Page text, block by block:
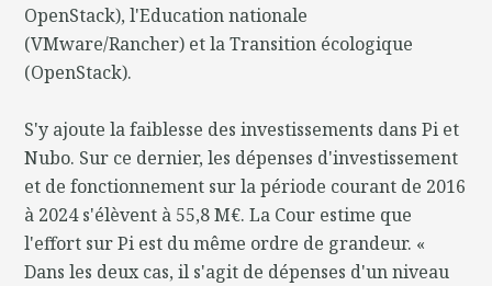
OpenStack), l'Education nationale
(VMware/Rancher) et la Transition écologique
(OpenStack).
S'y ajoute la faiblesse des investissements dans Pi et
Nubo. Sur ce dernier, les dépenses d'investissement
et de fonctionnement sur la période courant de 2016
à 2024 s'élèvent à 55,8 M€. La Cour estime que
l'effort sur Pi est du même ordre de grandeur. «
Dans les deux cas, il s'agit de dépenses d'un niveau